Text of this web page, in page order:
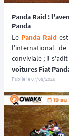
Panda Raid :
Panda
Le Panda Raid
l'international
conviviale ; il
voitures Fiat
Une véritable
marocain à bord
📆 Prochaines
Publié le07/08/2026